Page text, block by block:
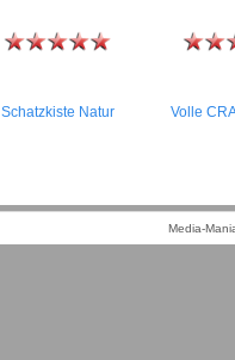
Schatzkiste Natur Volle
Media-